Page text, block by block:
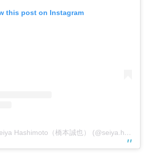
this post on Instagram
A post shared by Seiya Hashimoto（橋本誠也） (@seiya.h0713)